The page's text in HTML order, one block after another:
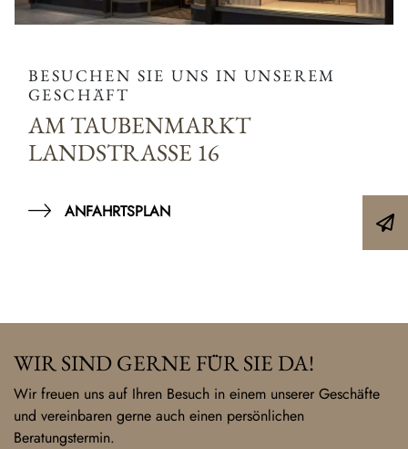
BESUCHEN SIE UNS IN UNSEREM
GESCHÄFT
AM TAUBENMARKT
LANDSTRASSE 16
ANFAHRTSPLAN
WIR SIND GERNE FÜR SIE DA!
Wir freuen uns auf Ihren Besuch in einem unserer Geschäfte
und vereinbaren gerne auch einen persönlichen
Beratungstermin.